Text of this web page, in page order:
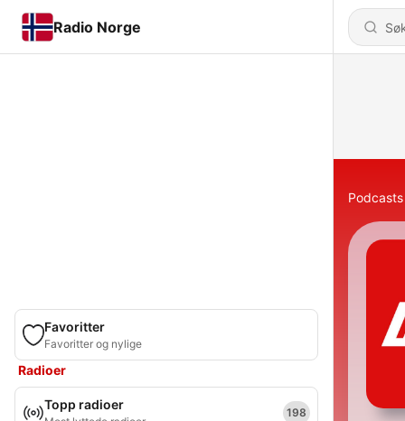
Radio Norge
Favoritter
Favoritter og nylige
Radioer
Topp radioer 198
Podcasts